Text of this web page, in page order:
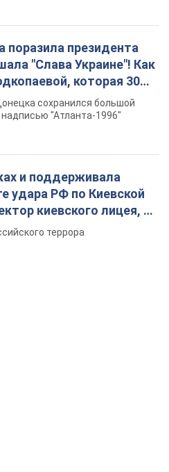
поразила президента
"Слава Украине"! Как
которая 30
Олимпиады
сохранился большой
надписью "Атланта-1996"
и поддерживала
удара РФ по Киевской
киевского лицея, её
террора